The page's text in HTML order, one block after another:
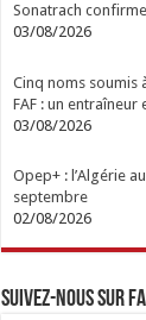
Sonatrach
03/08/2026
Cinq noms soumis
FAF : un
03/08/2026
Opep+ : l’Algérie
septembre
02/08/2026
Suivez-nous sur